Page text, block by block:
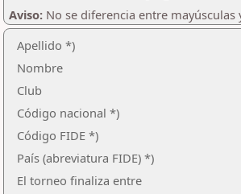
Aviso: No se diferencia entre
Apellido *)
Nombre
Club
Código nacional *)
Código FIDE *)
País (abreviatura FIDE) *)
El torneo finaliza entre